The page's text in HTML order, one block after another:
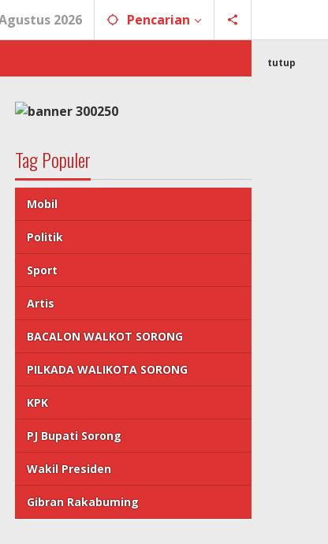
2026 Pencarian
tutup
Tag Populer
Mobil
Politik
Sport
Artis
BACALON WALKOT SORONG
PILKADA WALIKOTA SORONG
KPK
PJ Bupati Sorong
Wakil Presiden
Gibran Rakabuming